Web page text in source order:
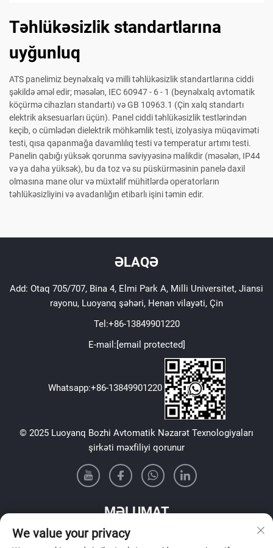
Təhlükəsizlik standartlarına
uyğunluq
ATS panelimiz beynəlxalq və milli təhlükəsizlik standartlarına ciddi
şəkildə əməl edir; məsələn, IEC 60947 - 6 - 1 (beynəlxalq avtomatik
köçürmə cihazları standartı) və GB 10963.1 (Çin xalq standartı
elektrik aksesuarları üçün). Panel ciddi təhlükəsizlik testlərindən
keçib, o cümlədən dielektrik möhkəmlik testi, izolyasiya müqaviməti
testi, qısa qapanmağa davamlılıq testi və temperatur artımı testi.
Panelin qabığı yüksək qorunma səviyyəsinə malikdir (məsələn, IP44
və ya daha yüksək), bu da toz və su püskürməsinin panelə daxil
olmasına mane olur və müxtəlif mühitlərdə operatorların
təhlükəsizliyini və avadanlığın etibarlı işini təmin edir.
ƏLAQƏ
Add: Otaq 705/707, Bina 4, Elmi Park A, Milli Universitet, Jiansi
rayonu, Luoyanq şəhəri, Henan vilayəti, Çin
Tel:+86-13849901220
E-mail:[email protected]
Whatsapp:+86-13849901220
© 2025 Luoyanq Bozhi Avtomatik Nəzarət Texnologiyaları
şirkəti məxfiliyi qorunur
MƏLUMAT
Həftəlik bülletenimizi almaq üçün qeydiyyatdan keçin
We value your privacy